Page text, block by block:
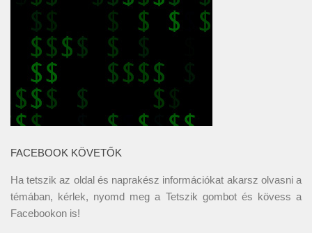
FACEBOOK KÖVETŐK
Ha tetszik az oldal és naprakész információkat akarsz olvasni a
témában, kérlek, nyomd meg a Tetszik gombot és kövess a
Facebookon is!